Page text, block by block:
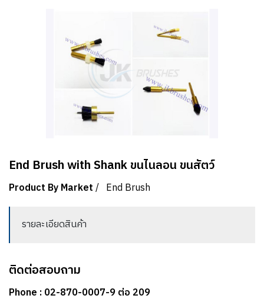
End Brush with Shank ขนไนลอน ขนสัตว์
Product By Market/ End Brush
รายละเอียดสินค้า
ติดต่อสอบถาม
Phone : 02-870-0007-9 ต่อ 209